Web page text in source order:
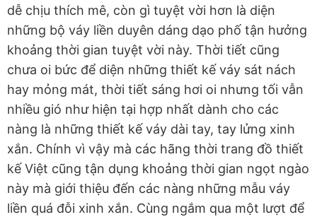
dễ chịu thích mê, còn gì tuyệt vời hơn là diện
những bộ váy liền duyên dáng dạo phố tận hưởng
khoảng thời gian tuyệt vời này. Thời tiết cũng
chưa oi bức để diện những thiết kế váy sát nách
hay mỏng mát, thời tiết sáng hơi oi nhưng tối vẫn
nhiều gió như hiện tại hợp nhất dành cho các
nàng là những thiết kế váy dài tay, tay lửng xinh
xắn. Chính vì vậy mà các hãng thời trang đồ thiết
kế Việt cũng tận dụng khoảng thời gian ngọt ngào
này mà giới thiệu đến các nàng những mẫu váy
liền quá đỗi xinh xắn. Cùng ngắm qua một lượt để